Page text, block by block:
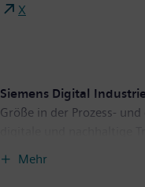
X
Siemens Digital
Größe in der Prozess-
Mehr